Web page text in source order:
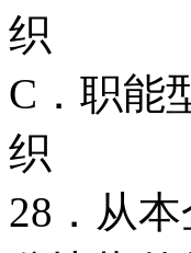
织
C．
织
28．从